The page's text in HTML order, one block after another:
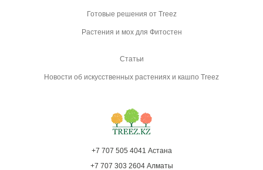
Готовые решения от Treez
Растения и мох для Фитостен
Статьи
Новости об искусственных растениях и кашпо Treez
+7 707 505 4041 Астана
+7 707 303 2604 Алматы